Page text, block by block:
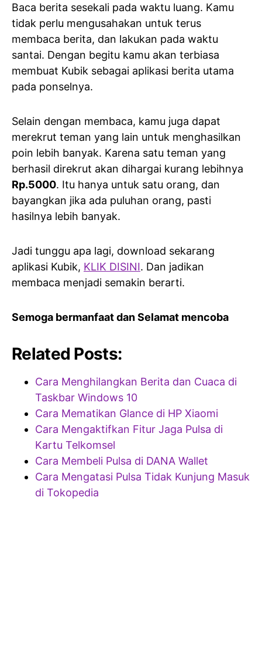
Baca berita sesekali pada waktu luang. Kamu
tidak perlu mengusahakan untuk terus
membaca berita, dan lakukan pada waktu
santai. Dengan begitu kamu akan terbiasa
membuat Kubik sebagai aplikasi berita utama
pada ponselnya.
Selain dengan membaca, kamu juga dapat
merekrut teman yang lain untuk menghasilkan
poin lebih banyak. Karena satu teman yang
berhasil direkrut akan dihargai kurang lebihnya
Rp.5000. Itu hanya untuk satu orang, dan
bayangkan jika ada puluhan orang, pasti
hasilnya lebih banyak.
Jadi tunggu apa lagi, download sekarang
aplikasi Kubik, KLIK DISINI. Dan jadikan
membaca menjadi semakin berarti.
Semoga bermanfaat dan Selamat mencoba
Related Posts:
Cara Menghilangkan Berita dan Cuaca di
Taskbar Windows 10
Cara Mematikan Glance di HP Xiaomi
Cara Mengaktifkan Fitur Jaga Pulsa di
Kartu Telkomsel
Cara Membeli Pulsa di DANA Wallet
Cara Mengatasi Pulsa Tidak Kunjung Masuk
di Tokopedia